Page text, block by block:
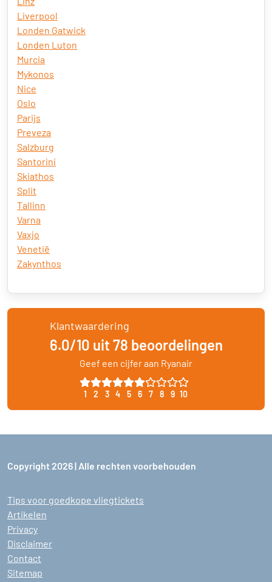
Liverpool
Londen Gatwick
Londen Luton
Murcia
Mykonos
Nice
Oslo
Parijs
Preveza
Salzburg
Santorini
Skiathos
Split
Tallinn
Varna
Vaxjo
Venetië
Zakynthos
Klantwaardering
6.0/10 uit 78 beoordelingen
Geef een cijfer aan Ryanair
1 2 3 4 5 6 7 8 9 10
Copyright 2026 | Alle rechten voorbehouden
Tips voor goedkope vliegtickets
Artikelen
Privacy
Disclaimer
Contact
Sitemap